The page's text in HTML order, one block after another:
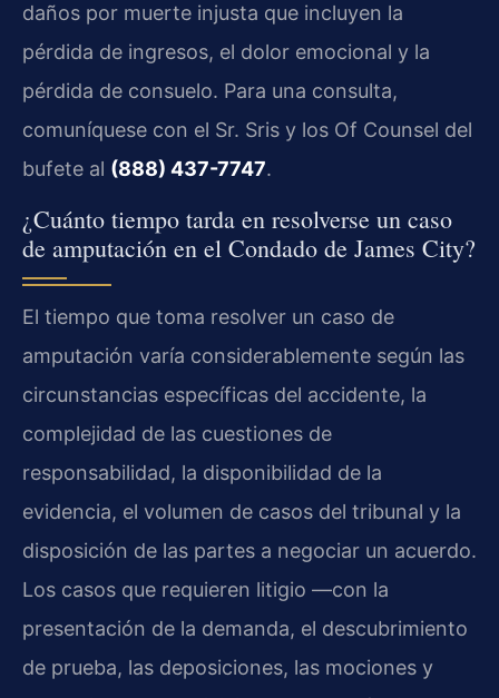
daños por muerte injusta que incluyen la
pérdida de ingresos, el dolor emocional y la
pérdida de consuelo. Para una consulta,
comuníquese con el Sr. Sris y los Of Counsel del
bufete al (888) 437-7747.
¿Cuánto tiempo tarda en resolverse un caso
de amputación en el Condado de James City?
El tiempo que toma resolver un caso de
amputación varía considerablemente según las
circunstancias específicas del accidente, la
complejidad de las cuestiones de
responsabilidad, la disponibilidad de la
evidencia, el volumen de casos del tribunal y la
disposición de las partes a negociar un acuerdo.
Los casos que requieren litigio —con la
presentación de la demanda, el descubrimiento
de prueba, las deposiciones, las mociones y